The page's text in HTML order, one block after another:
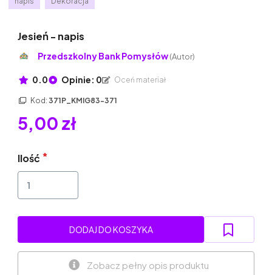
Jesień - napis
Przedszkolny Bank Pomysłów(Autor)
0.0 Opinie: 0 Oceń materiał
Kod: 371P_KMIG83-371
5,00 zł
Ilość
DODAJ DO KOSZYKA
Zobacz pełny opis produktu